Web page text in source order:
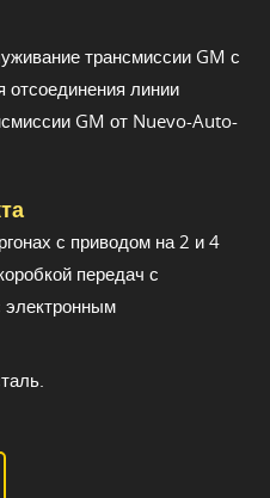
трансмиссии GM с
линии
GM от Nuevo-Auto-
с приводом на 2 и 4
передач с